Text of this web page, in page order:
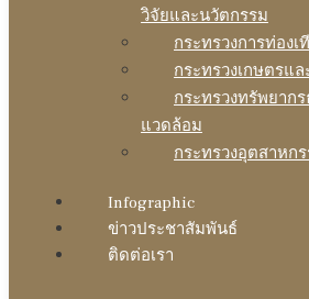
วิจัยและนวัตกรรม
กระทรวงการท่อง
กระทรวงเกษตรแ
กระทรวงทรัพยาก
แวดล้อม
กระทรวงอุตสาหก
Infographic
ข่าวประชาสัมพันธ์
ติดต่อเรา